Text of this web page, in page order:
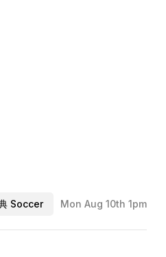
Soccer Mon Aug 10th 1pm